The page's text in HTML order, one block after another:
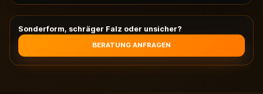
Sonderform, schräger Falz oder unsicher?
BERATUNG ANFRAGEN